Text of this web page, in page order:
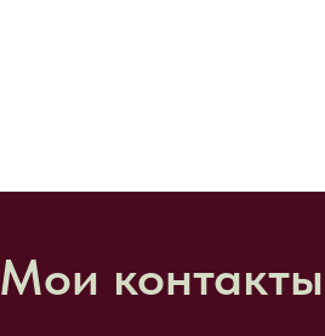
Мои контакты